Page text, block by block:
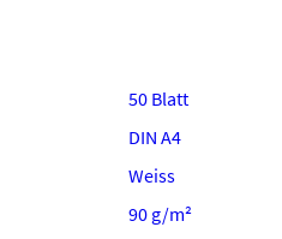
50 Blatt
DIN A4
Weiss
90 g/m²